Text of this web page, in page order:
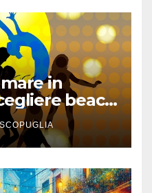
in
beach